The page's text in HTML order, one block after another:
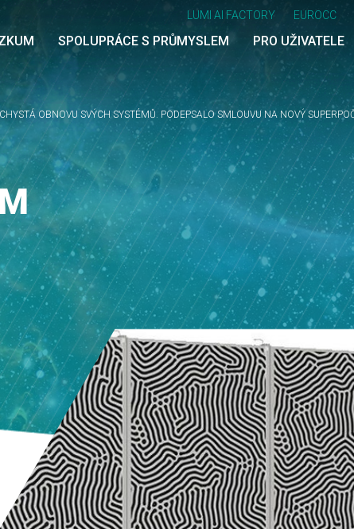
LUMI AI FACTORY EUROCC
SPOLUPRÁCE S PRŮMYSLEM PRO UŽIVATELE
OBNOVU SVÝCH SYSTÉMŮ. PODEPSALO SMLOUVU NA NOVÝ